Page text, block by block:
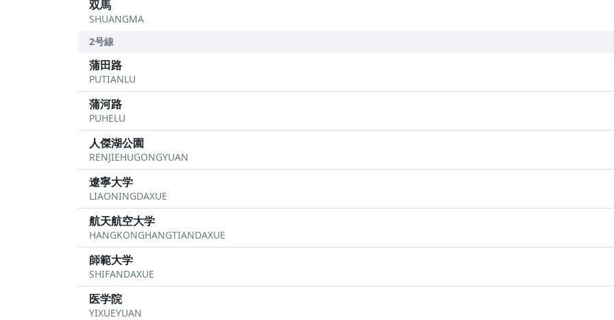
双馬
SHUANGMA
2号線
蒲田路
PUTIANLU
蒲河路
PUHELU
人傑湖公園
RENJIEHUGONGYUAN
遼寧大学
LIAONINGDAXUE
航天航空大学
HANGKONGHANGTIANDAXUE
師範大学
SHIFANDAXUE
医学院
YIXUEYUAN